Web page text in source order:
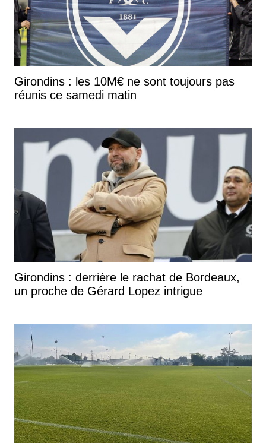
Girondins : les 10M€ ne sont toujours pas
réunis ce samedi matin
Girondins : derrière le rachat de Bordeaux,
un proche de Gérard Lopez intrigue